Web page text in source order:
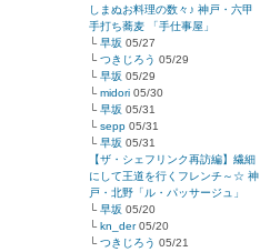
しまぬお料理の数々♪ 神戸・六甲
手打ち蕎麦 「手仕事屋」
└ 早坂 05/27
└ つきじろう 05/29
└ 早坂 05/29
└ midori 05/30
└ 早坂 05/31
└ sepp 05/31
└ 早坂 05/31
【ザ・シェフリンク再訪編】繊細
にして王道を行くフレンチ～☆ 神
戸・北野「ル・パッサージュ」
└ 早坂 05/20
└ kn_der05/20
└ つきじろう 05/21